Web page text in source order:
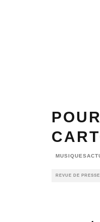
REVUE DE PRESSE